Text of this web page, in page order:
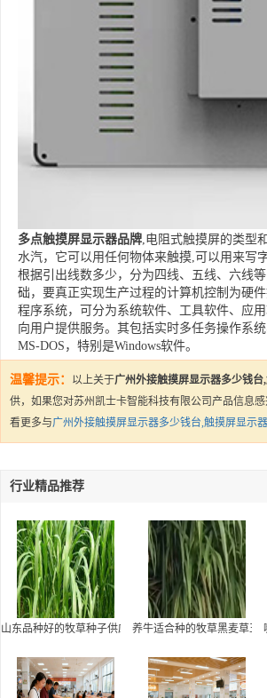
多点触摸屏显示器品牌,电阻式触摸屏的类型
水汽，它可以用任何物体来触摸,可以用来写
根据引出线数多少，分为四线、五线、六线
础，要真正实现生产过程的计算机控制为硬
程序系统，可分为系统软件、工具软件、应
向用户提供服务。其包括实时多任务操作系
MS-DOS，特别是Windows软件。
温馨提示： 以上关于广州外接触摸屏显示器多少钱
供，如果您对苏州凯士卡智能科技有限公司产品信息
看更多与广州外接触摸屏显示器多少钱台,触摸屏显示
行业精品推荐
山东品种好的牧草种子供应|养牛适合种的牧草黑麦草玉
养牛适合种的牧草黑麦草玉